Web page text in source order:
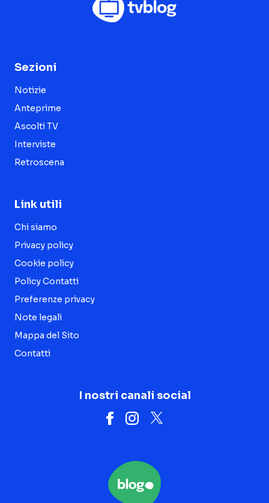
Sezioni
Notizie
Anteprime
Ascolti TV
Interviste
Retroscena
Link utili
Chi siamo
Privacy policy
Cookie policy
Policy Contatti
Preferenze privacy
Note legali
Mappa del Sito
Contatti
I nostri canali social